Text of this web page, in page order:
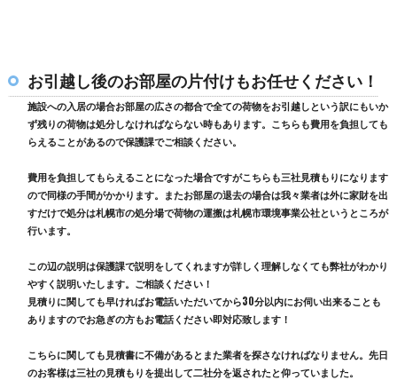
お引越し後のお部屋の片付けもお任せください！
施設への入居の場合お部屋の広さの都合で全ての荷物をお引越しという訳にもいか
ず残りの荷物は処分しなければならない時もあります。こちらも費用を負担しても
らえることがあるので保護課でご相談ください。
費用を負担してもらえることになった場合ですがこちらも三社見積もりになります
ので同様の手間がかかります。またお部屋の退去の場合は我々業者は外に家財を出
すだけで処分は札幌市の処分場で荷物の運搬は札幌市環境事業公社というところが
行います。
この辺の説明は保護課で説明をしてくれますが詳しく理解しなくても弊社がわかり
やすく説明いたします。ご相談ください！
見積りに関しても早ければお電話いただいてから30分以内にお伺い出来ることも
ありますのでお急ぎの方もお電話ください即対応致します！
こちらに関しても見積書に不備があるとまた業者を探さなければなりません。先日
のお客様は三社の見積もりを提出して二社分を返されたと仰っていました。